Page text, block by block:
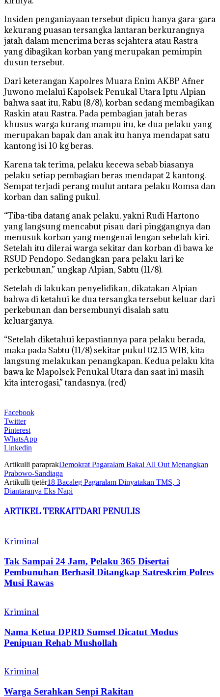
Insiden penganiayaan tersebut dipicu hanya gara-gara
kekurang puasan tersangka lantaran berkurangnya
jatah dalam menerima beras sejahtera atau Rastra
yang dibagikan korban yang merupakan pemimpin
dusun tersebut.
Dari keterangan Kapolres Muara Enim AKBP Afner
Juwono melalui Kapolsek Penukal Utara Iptu Alpian
bahwa saat itu, Rabu (8/8), korban sedang membagikan
Raskin atau Rastra. Pada pembagian jatah beras
khusus warga kurang mampu itu, ke dua pelaku yang
merupakan bapak dan anak itu hanya mendapat satu
kantong isi 10 kg beras.
Karena tak terima, pelaku kecewa sebab biasanya
pelaku setiap pembagian beras mendapat 2 kantong.
Sempat terjadi perang mulut antara pelaku Romsa dan
korban dan saling pukul.
“Tiba-tiba datang anak pelaku, yakni Rudi Hartono
yang langsung mencabut pisau dari pinggangnya dan
menusuk korban yang mengenai lengan sebelah kiri.
Setelah itu dilerai warga sekitar dan korban di bawa ke
RSUD Pendopo. Sedangkan para pelaku lari ke
perkebunan,” ungkap Alpian, Sabtu (11/8).
Setelah di lakukan penyelidikan, dikatakan Alpian
bahwa di ketahui ke dua tersangka tersebut keluar dari
perkebunan dan bersembunyi disalah satu
keluarganya.
“Setelah diketahui kepastiannya para pelaku berada,
maka pada Sabtu (11/8) sekitar pukul 02.15 WIB, kita
langsung melakukan penangkapan. Kedua pelaku kita
bawa ke Mapolsek Penukal Utara dan saat ini masih
kita interogasi,” tandasnya. (red)
Facebook
Twitter
Pinterest
WhatsApp
Linkedin
Artikulli paraprakDemokrat Pagaralam Bakal All Out Menangkan
Prabowo-Sandiaga
Artikulli tjetër18 Bacaleg Pagaralam Dinyatakan TMS, 3
Diantaranya Eks Napi
ARTIKEL TERKAITDARI PENULIS
Kriminal
Tak Sampai 24 Jam, Pelaku 365 Disertai
Pembunuhan Berhasil Ditangkap Satreskrim Polres
Musi Rawas
Kriminal
Nama Ketua DPRD Sumsel Dicatut Modus
Penipuan Rehab Mushollah
Kriminal
Warga Serahkan Senpi Rakitan